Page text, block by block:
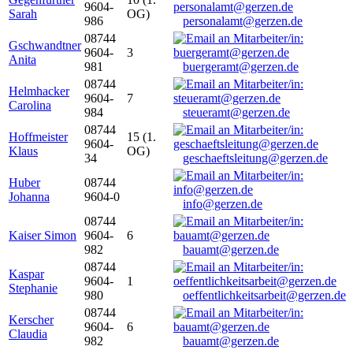
Sarah
9604-
986
OG)
personalamt@gerzen.de
Gschwandtner
Anita
08744
9604-
981
3
buergeramt@gerzen.de
Helmhacker
Carolina
08744
9604-
984
7
steueramt@gerzen.de
Hoffmeister
Klaus
08744
9604-
34
15 (1.
OG)
geschaeftsleitung@gerzen.de
Huber
Johanna
08744
9604-0
info@gerzen.de
Kaiser Simon
08744
9604-
982
6
bauamt@gerzen.de
Kaspar
Stephanie
08744
9604-
980
1
oeffentlichkeitsarbeit@gerzen.de
Kerscher
Claudia
08744
9604-
982
6
bauamt@gerzen.de